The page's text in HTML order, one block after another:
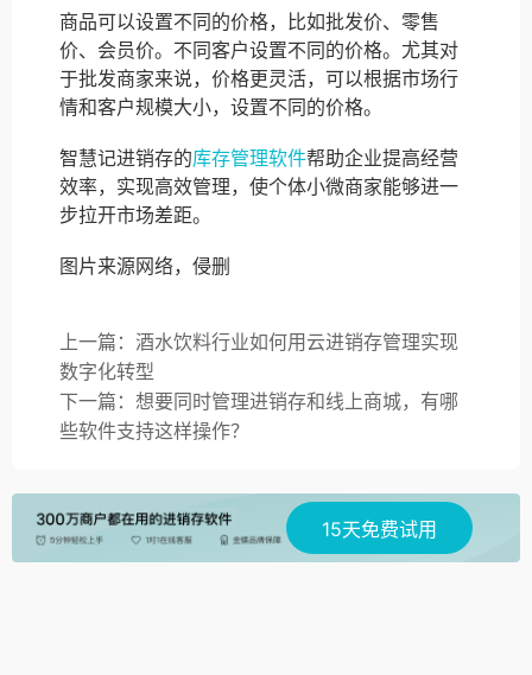
商品可以设置不同的价格，比如批发价、零售
价、会员价。不同客户设置不同的价格。尤其对
于批发商家来说，价格更灵活，可以根据市场行
情和客户规模大小，设置不同的价格。
智慧记进销存的库存管理软件帮助企业提高经营
效率，实现高效管理，使个体小微商家能够进一
步拉开市场差距。
图片来源网络，侵删
上一篇：酒水饮料行业如何用云进销存管理实现
数字化转型
下一篇：想要同时管理进销存和线上商城，有哪
些软件支持这样操作？
15天免费试用